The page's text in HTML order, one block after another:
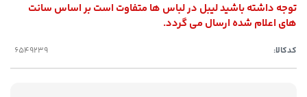
توجه داشته باشید لیبل در لباس ها متفاوت است بر اساس سانت
های اعلام شده ارسال می گردد.
کدکالا: